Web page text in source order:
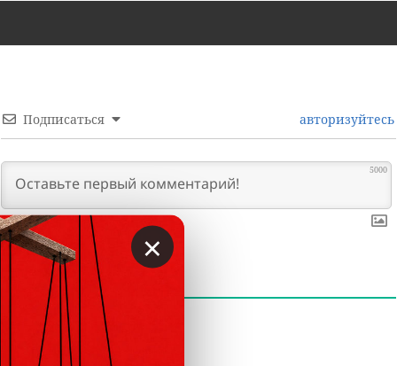
Подписаться авторизуйтесь
5000
КОММЕНТАРИИ
×